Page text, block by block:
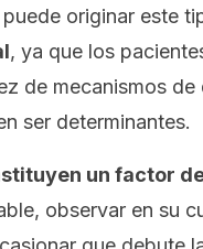
originar este
, ya que los
de mecanismos
ser determinantes.
un factor
observar en su